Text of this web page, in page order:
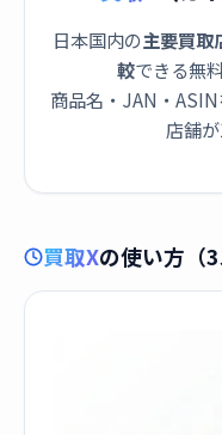
日本国内の主要買取
較できる無
商品名・JAN・
店舗
買取Xの使い方（3